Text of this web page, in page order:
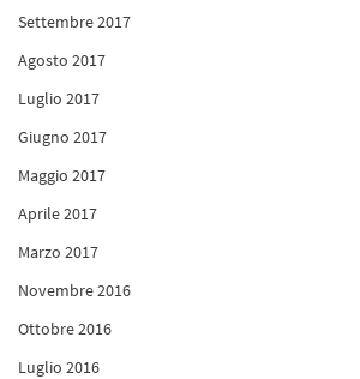
Settembre 2017
Agosto 2017
Luglio 2017
Giugno 2017
Maggio 2017
Aprile 2017
Marzo 2017
Novembre 2016
Ottobre 2016
Luglio 2016